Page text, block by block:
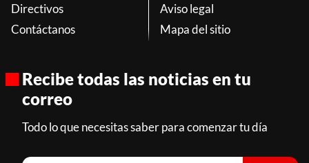
Directivos
Contáctanos
Aviso legal
Mapa del sitio
Recibe todas las noticias en tu
correo
Todo lo que necesitas saber para comenzar tu día